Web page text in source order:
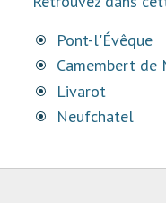
Pont-l'Évêque
Camembert de
Livarot
Neufchatel